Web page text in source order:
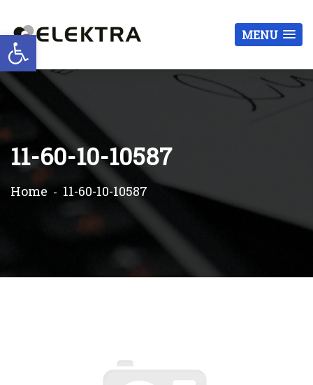
Otwórz pasek narzędzi MENU
11-60-10-10587
Home 11-60-10-10587